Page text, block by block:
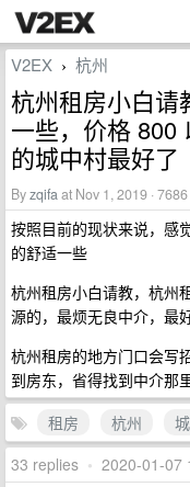
V2EX › 杭州
杭州租房小白请
一些，价格 800
的城中村最好了
Byzqifaat Nov 1, 2019 ·
按照目前的现状来说，感
的舒适一些
杭州租房小白请教，杭州
源的，最烦无良中介，最
杭州租房的地方门口会写
到房东，省得找到中介那
租房
杭州
33 replies • 2020-01-07